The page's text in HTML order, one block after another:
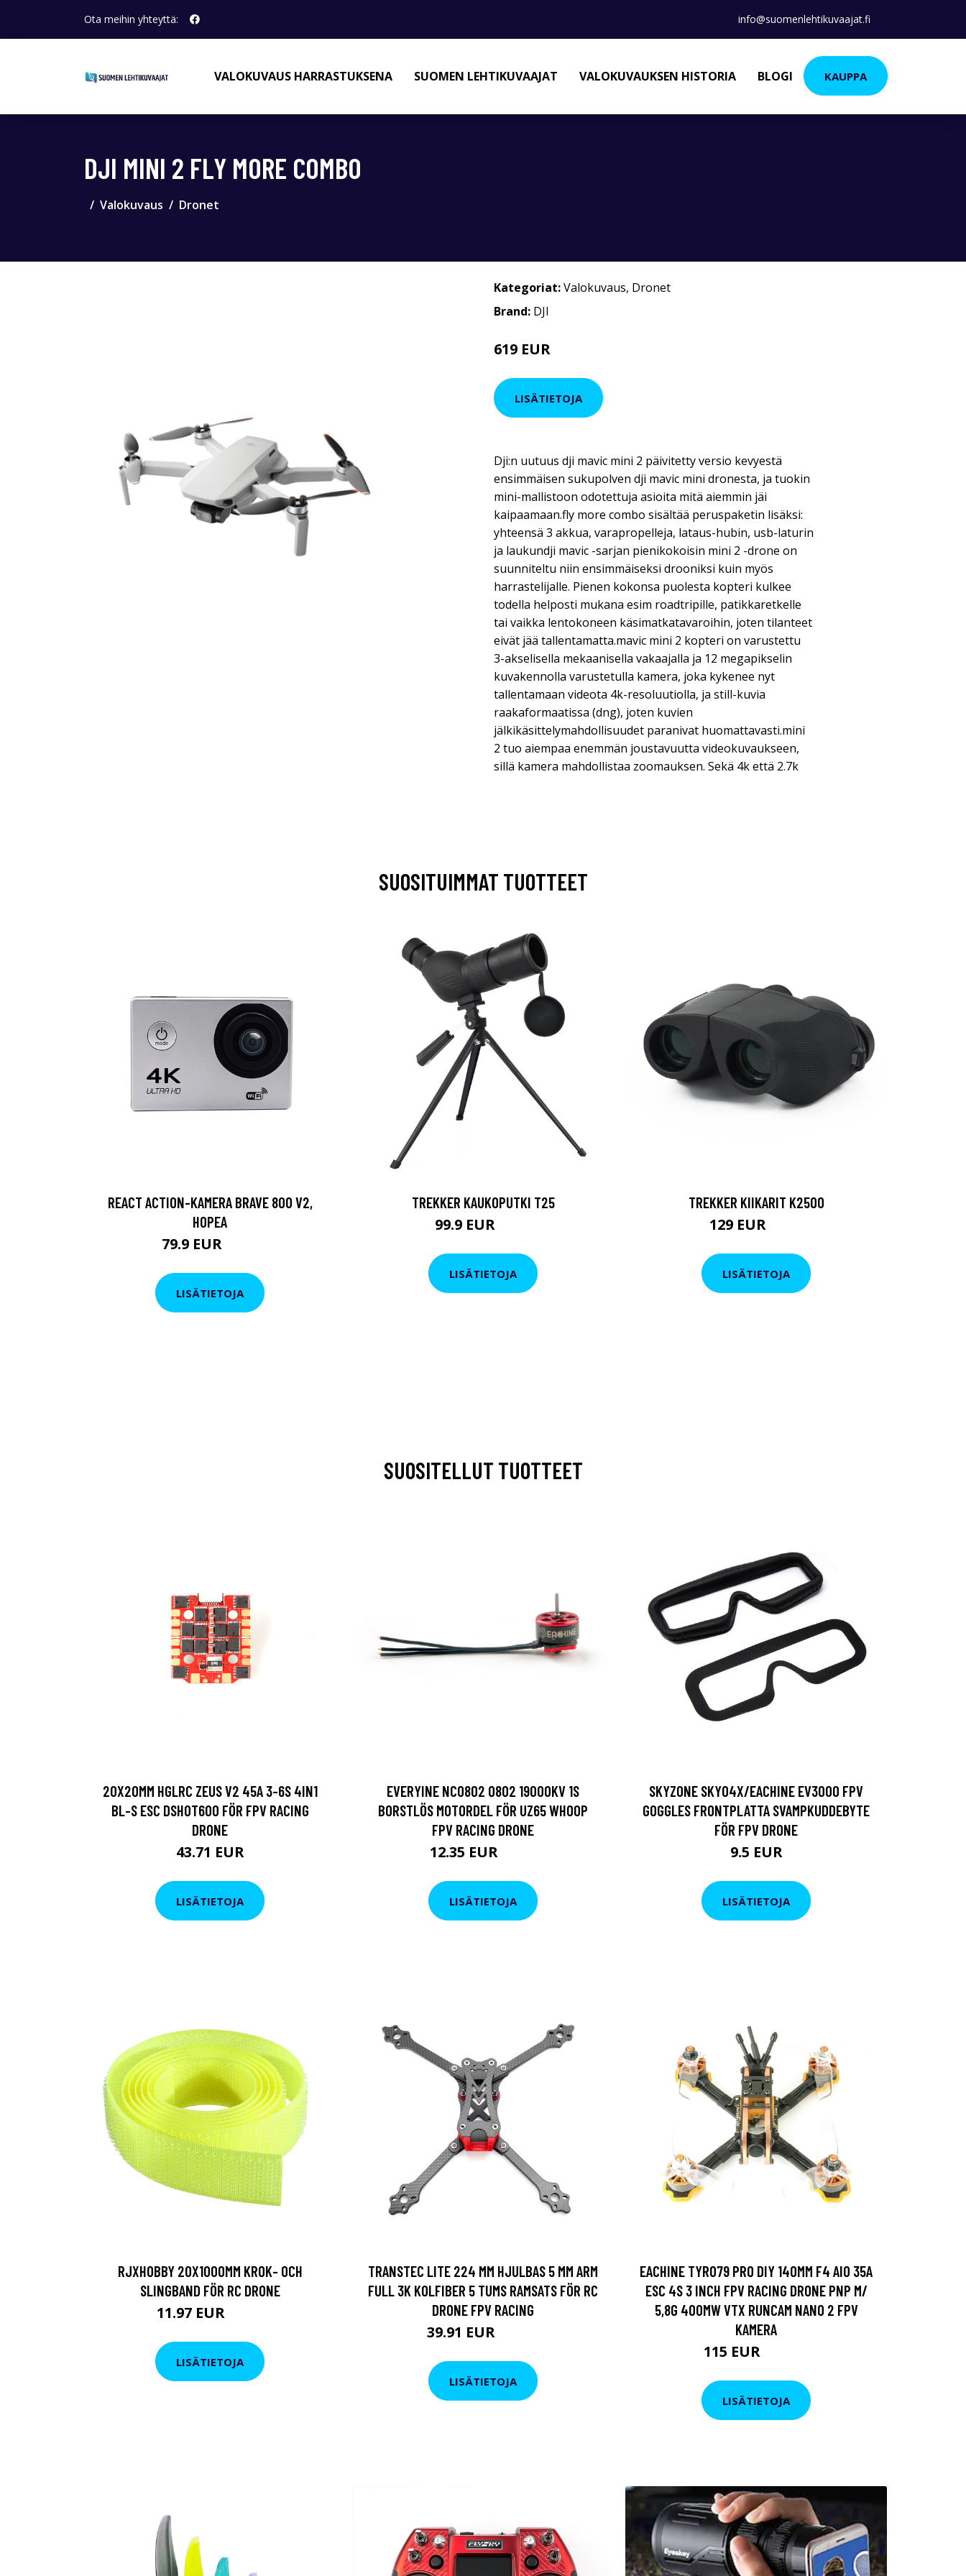
Ota meihin yhteyttä: info@suomenlehtikuvaajat.fi
VALOKUVAUS HARRASTUKSENA SUOMEN LEHTIKUVAAJAT VALOKUVAUKSEN HISTORIA BLOGI KAUPPA
DJI MINI 2 FLY MORE COMBO
Valokuvaus Dronet
Kategoriat:Valokuvaus, Dronet
Brand: DJI
619 EUR
LISÄTIETOJA
Dji:n uutuus dji mavic mini 2 päivitetty versio kevyestä
ensimmäisen sukupolven dji mavic mini dronesta, ja tuokin
mini-mallistoon odotettuja asioita mitä aiemmin jäi
kaipaamaan.fly more combo sisältää peruspaketin lisäksi:
yhteensä 3 akkua, varapropelleja, lataus-hubin, usb-laturin
ja laukundji mavic -sarjan pienikokoisin mini 2 -drone on
suunniteltu niin ensimmäiseksi drooniksi kuin myös
harrastelijalle. Pienen kokonsa puolesta kopteri kulkee
todella helposti mukana esim roadtripille, patikkaretkelle
tai vaikka lentokoneen käsimatkatavaroihin, joten tilanteet
eivät jää tallentamatta.mavic mini 2 kopteri on varustettu
3-akselisella mekaanisella vakaajalla ja 12 megapikselin
kuvakennolla varustetulla kamera, joka kykenee nyt
tallentamaan videota 4k-resoluutiolla, ja still-kuvia
raakaformaatissa (dng), joten kuvien
jälkikäsittelymahdollisuudet paranivat huomattavasti.mini
2 tuo aiempaa enemmän joustavuutta videokuvaukseen,
sillä kamera mahdollistaa zoomauksen. Sekä 4k että 2.7k
SUOSITUIMMAT TUOTTEET
REACT ACTION-KAMERA BRAVE 800 V2,
HOPEA
79.9 EUR
LISÄTIETOJA
TREKKER KAUKOPUTKI T25
99.9 EUR
LISÄTIETOJA
TREKKER KIIKARIT K2500
129 EUR
LISÄTIETOJA
SUOSITELLUT TUOTTEET
20X20MM HGLRC ZEUS V2 45A 3-6S 4IN1
BL-S ESC DSHOT600 FÖR FPV RACING
DRONE
43.71 EUR
LISÄTIETOJA
EVERYINE NC0802 0802 19000KV 1S
BORSTLÖS MOTORDEL FÖR UZ65 WHOOP
FPV RACING DRONE
12.35 EUR
LISÄTIETOJA
SKYZONE SKY04X/EACHINE EV300O FPV
GOGGLES FRONTPLATTA SVAMPKUDDEBYTE
FÖR FPV DRONE
9.5 EUR
LISÄTIETOJA
RJXHOBBY 20X1000MM KROK- OCH
SLINGBAND FÖR RC DRONE
11.97 EUR
LISÄTIETOJA
TRANSTEC LITE 224 MM HJULBAS 5 MM ARM
FULL 3K KOLFIBER 5 TUMS RAMSATS FÖR RC
DRONE FPV RACING
39.91 EUR
LISÄTIETOJA
EACHINE TYRO79 PRO DIY 140MM F4 AIO 35A
ESC 4S 3 INCH FPV RACING DRONE PNP M/
5,8G 400MW VTX RUNCAM NANO 2 FPV
KAMERA
115 EUR
LISÄTIETOJA